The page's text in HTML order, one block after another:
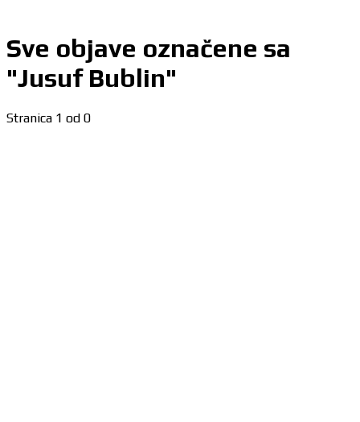
Sve objave označene sa
"Jusuf Bublin"
Stranica 1 od 0